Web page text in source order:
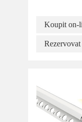
Koupit on-